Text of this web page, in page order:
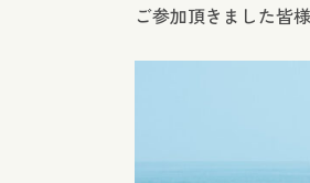
ご参加頂きました皆